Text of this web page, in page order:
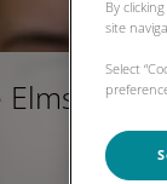
By
site
Select